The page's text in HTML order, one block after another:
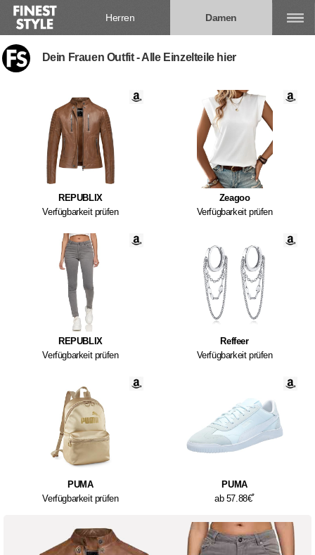
Herren Damen
Dein Frauen Outfit - Alle Einzelteile hier
REPUBLIX
Verfügbarkeit prüfen
Zeagoo
Verfügbarkeit prüfen
REPUBLIX
Verfügbarkeit prüfen
Reffeer
Verfügbarkeit prüfen
PUMA
Verfügbarkeit prüfen
PUMA
ab 57.88€*